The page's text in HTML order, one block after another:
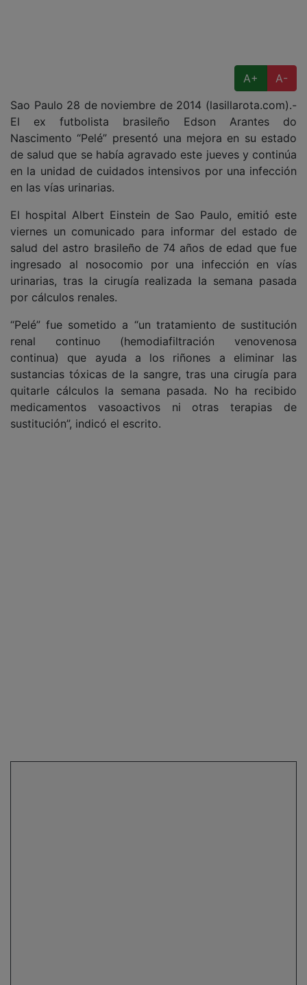
A+
A-
Sao Paulo 28 de noviembre de 2014 (lasillarota.com).-
El ex futbolista brasileño Edson Arantes do
Nascimento “Pelé” presentó una mejora en su estado
de salud que se había agravado este jueves y continúa
en la unidad de cuidados intensivos por una infección
en las vías urinarias.
El hospital Albert Einstein de Sao Paulo, emitió este
viernes un comunicado para informar del estado de
salud del astro brasileño de 74 años de edad que fue
ingresado al nosocomio por una infección en vías
urinarias, tras la cirugía realizada la semana pasada
por cálculos renales.
“Pelé” fue sometido a “un tratamiento de sustitución
renal continuo (hemodiafiltración venovenosa
continua) que ayuda a los riñones a eliminar las
sustancias tóxicas de la sangre, tras una cirugía para
quitarle cálculos la semana pasada. No ha recibido
medicamentos vasoactivos ni otras terapias de
sustitución”, indicó el escrito.